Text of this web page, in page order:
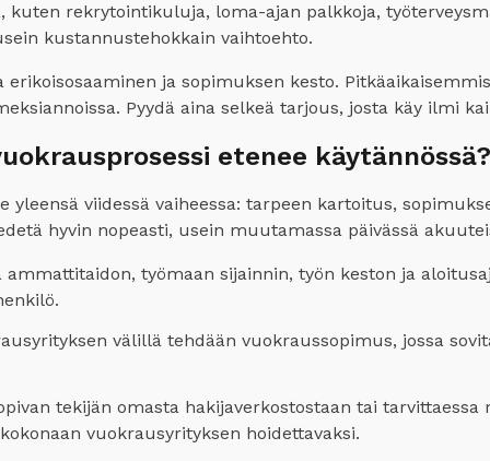
rekrytointikuluja, loma-ajan palkkoja,
kustannustehokkain vaihtoehto.
ja sopimuksen kesto.
Pyydä aina selkeä tarjous, josta käy ilmi
etenee käytännössä?
yleensä viidessä vaiheessa: tarpeen kartoitus,
hyvin nopeasti, usein muutamassa päivässä
työmaan sijainnin, työn keston ja
välillä tehdään vuokraussopimus, jossa
tekijän omasta hakijaverkostostaan tai
vuokrausyrityksen hoidettavaksi.